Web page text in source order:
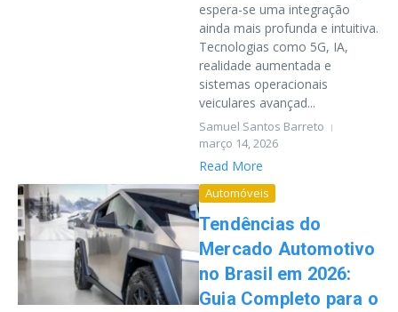
espera-se uma integração
ainda mais profunda e intuitiva.
Tecnologias como 5G, IA,
realidade aumentada e
sistemas operacionais
veiculares avançad...
Samuel Santos Barreto
março 14, 2026
Read More
Automóveis
Tendências do
Mercado Automotivo
no Brasil em 2026:
Guia Completo para o